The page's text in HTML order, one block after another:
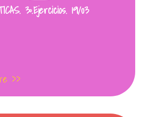
3º.Ejercicios. 19/03
>>